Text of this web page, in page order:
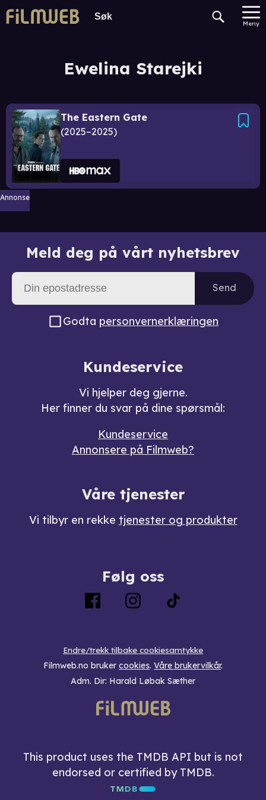
Meny
Ewelina Starejki
The Eastern Gate
2025–2025
Annonse
Meld deg på vårt nyhetsbrev
Send
Godta personvernerklæringen
Kundeservice
Vi hjelper deg gjerne.
Her finner du svar på dine spørsmål:
Kundeservice
Annonsere på Filmweb?
Våre tjenester
Vi tilbyr en rekke tjenester og produkter
Følg oss
Endre/trekk tilbake cookiesamtykke
Filmweb.no bruker cookies. Våre brukervilkår.
Adm. Dir: Harald Løbak Sæther
This product uses the TMDB API but is not
endorsed or certified by TMDB.